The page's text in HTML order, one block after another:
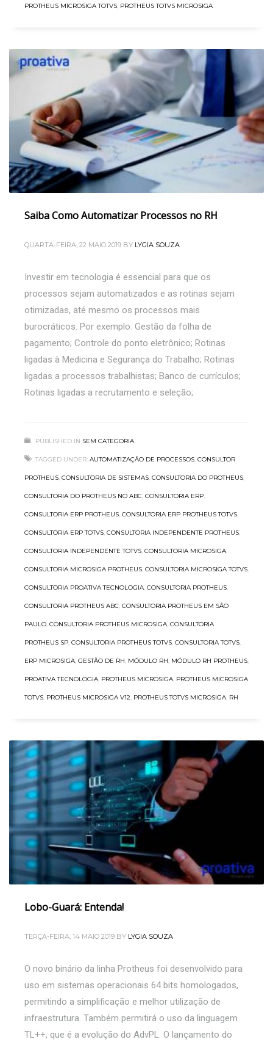
PROTHEUS MICROSIGA TOTVS, PROTHEUS TOTVS MICROSIGA
Saiba Como Automatizar Processos no RH
QUARTA-FEIRA, 22 MAIO 2019 BY LYGIA SOUZA
Investir em tecnologia é essencial para que os
processos sejam automatizados e as rotinas sejam
otimizadas, até mesmo os processos mais
burocráticos. Por exemplo: Gestão da folha de
pagamento; Controle do ponto eletrônico; Rotinas
ligadas à Medicina e Segurança do Trabalho; Rotinas
ligadas a processos trabalhistas; Banco de currículos;
Rotinas ligadas a recrutamento e seleção;
PUBLISHED IN SEM CATEGORIA
TAGGED UNDER: AUTOMATIZAÇÃO DE PROCESSOS, CONSULTOR
PROTHEUS, CONSULTORIA DE SISTEMAS, CONSULTORIA DO PROTHEUS,
CONSULTORIA DO PROTHEUS NO ABC, CONSULTORIA ERP,
CONSULTORIA ERP PROTHEUS, CONSULTORIA ERP PROTHEUS TOTVS,
CONSULTORIA ERP TOTVS, CONSULTORIA INDEPENDENTE PROTHEUS,
CONSULTORIA INDEPENDENTE TOTVS, CONSULTORIA MICROSIGA,
CONSULTORIA MICROSIGA PROTHEUS, CONSULTORIA MICROSIGA TOTVS,
CONSULTORIA PROATIVA TECNOLOGIA, CONSULTORIA PROTHEUS,
CONSULTORIA PROTHEUS ABC, CONSULTORIA PROTHEUS EM SÃO
PAULO, CONSULTORIA PROTHEUS MICROSIGA, CONSULTORIA
PROTHEUS SP, CONSULTORIA PROTHEUS TOTVS, CONSULTORIA TOTVS,
ERP MICROSIGA, GESTÃO DE RH, MÓDULO RH, MÓDULO RH PROTHEUS,
PROATIVA TECNOLOGIA, PROTHEUS MICROSIGA, PROTHEUS MICROSIGA
TOTVS, PROTHEUS MICROSIGA V12, PROTHEUS TOTVS MICROSIGA, RH
Lobo-Guará: Entenda!
TERÇA-FEIRA, 14 MAIO 2019 BY LYGIA SOUZA
O novo binário da linha Protheus foi desenvolvido para
uso em sistemas operacionais 64 bits homologados,
permitindo a simplificação e melhor utilização de
infraestrutura. Também permitirá o uso da linguagem
TL++, que é a evolução do AdvPL. O lançamento do